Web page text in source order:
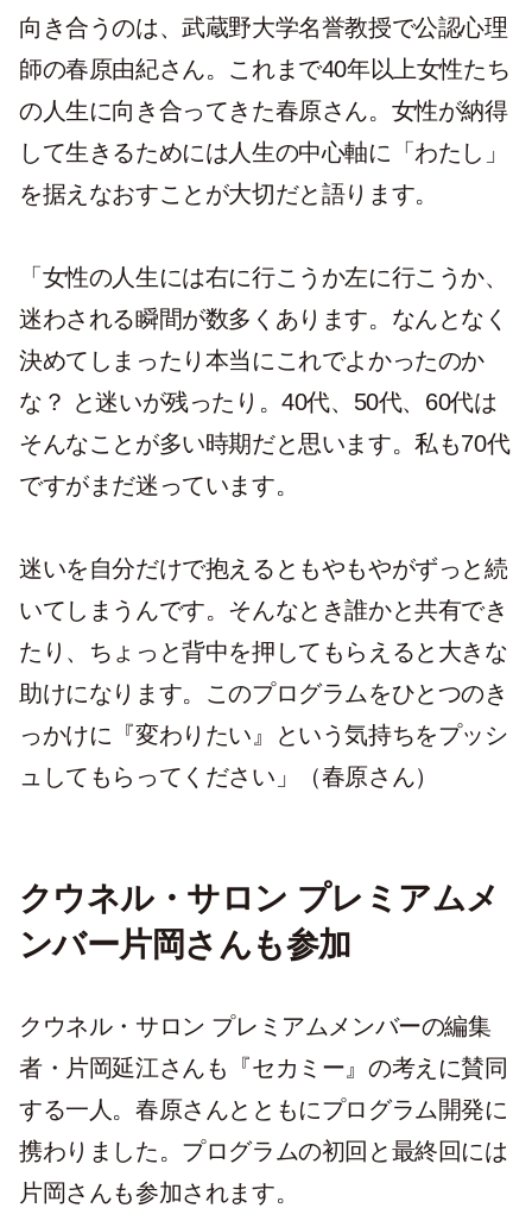
向き合うのは、武蔵野大学名誉教授で公認心理
師の春原由紀さん。これまで40年以上女性たち
の人生に向き合ってきた春原さん。女性が納得
して生きるためには人生の中心軸に「わたし」
を据えなおすことが大切だと語ります。
「女性の人生には右に行こうか左に行こうか、
迷わされる瞬間が数多くあります。なんとなく
決めてしまったり本当にこれでよかったのか
な？ と迷いが残ったり。40代、50代、60代は
そんなことが多い時期だと思います。私も70代
ですがまだ迷っています。
迷いを自分だけで抱えるともやもやがずっと続
いてしまうんです。そんなとき誰かと共有でき
たり、ちょっと背中を押してもらえると大きな
助けになります。このプログラムをひとつのき
っかけに『変わりたい』という気持ちをプッシ
ュしてもらってください」（春原さん）
クウネル・サロン プレミアムメ
ンバー片岡さんも参加
クウネル・サロン プレミアムメンバーの編集
者・片岡延江さんも『セカミー』の考えに賛同
する一人。春原さんとともにプログラム開発に
携わりました。プログラムの初回と最終回には
片岡さんも参加されます。